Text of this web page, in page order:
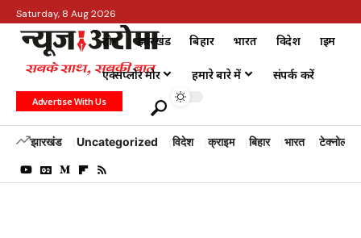
Saturday, 8 Aug 2026
होम झारखंड बिहार भारत विदेश क्राइम
एक्सप्लोर मोर हमारे बारे में संपर्क करें
Advertise With Us
झारखंड Uncategorized विदेश क्राइम बिहार भारत टेक्नोलॉजी